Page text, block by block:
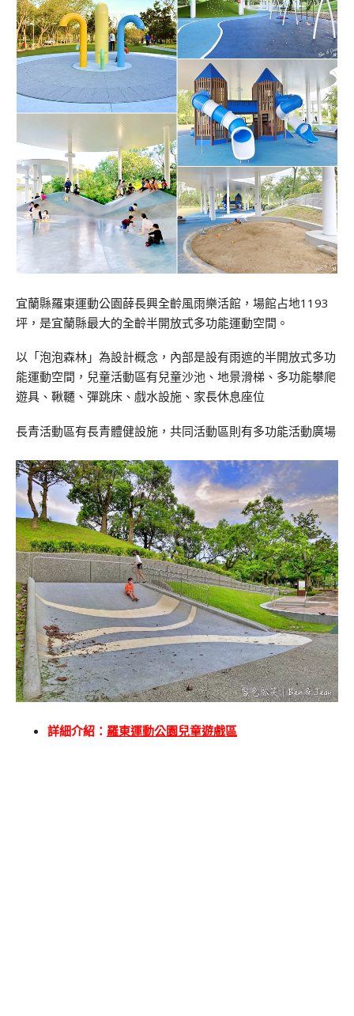
宜蘭縣羅東運動公園薛長興全齡風雨樂活館，場館占地1193
坪，是宜蘭縣最大的全齡半開放式多功能運動空間。
以「泡泡森林」為設計概念，內部是設有雨遮的半開放式多功
能運動空間，兒童活動區有兒童沙池、地景滑梯、多功能攀爬
遊具、鞦韆、彈跳床、戲水設施、家長休息座位
長青活動區有長青體健設施，共同活動區則有多功能活動廣場
詳細介紹： 羅東運動公園兒童遊戲區